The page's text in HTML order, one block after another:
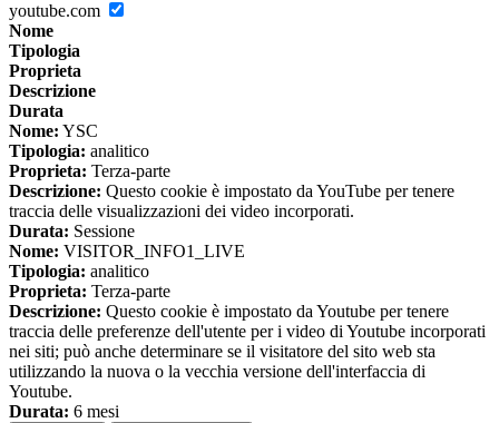
youtube.com
Nome
Tipologia
Proprieta
Descrizione
Durata
Nome: YSC
Tipologia: analitico
Proprieta: Terza-parte
Descrizione: Questo cookie è impostato da YouTube per tenere
traccia delle visualizzazioni dei video incorporati.
Durata: Sessione
Nome: VISITOR_INFO1_LIVE
Tipologia: analitico
Proprieta: Terza-parte
Descrizione: Questo cookie è impostato da Youtube per tenere
traccia delle preferenze dell'utente per i video di Youtube incorporati
nei siti; può anche determinare se il visitatore del sito web sta
utilizzando la nuova o la vecchia versione dell'interfaccia di
Youtube.
Durata: 6 mesi